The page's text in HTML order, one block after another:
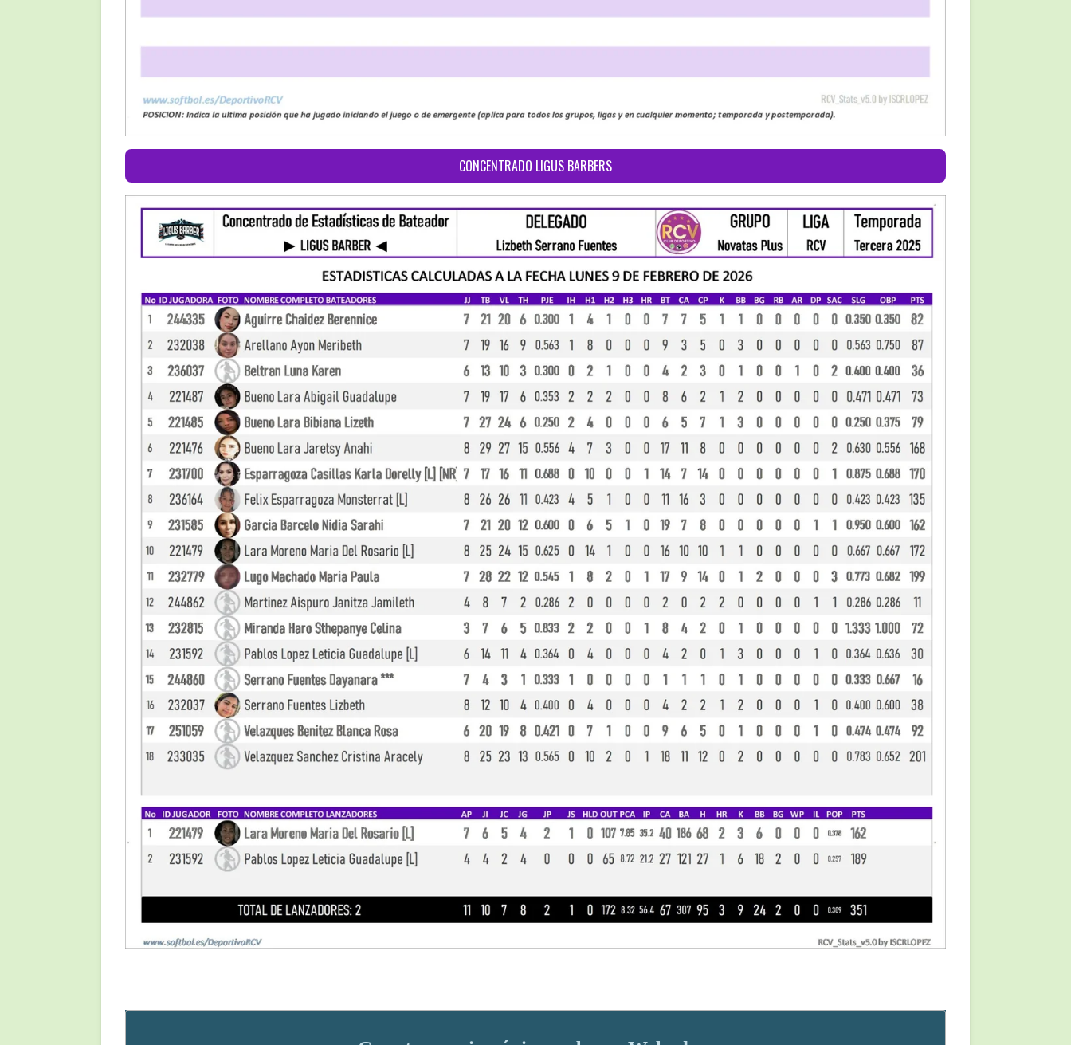
CONCENTRADO LIGUS BARBERS